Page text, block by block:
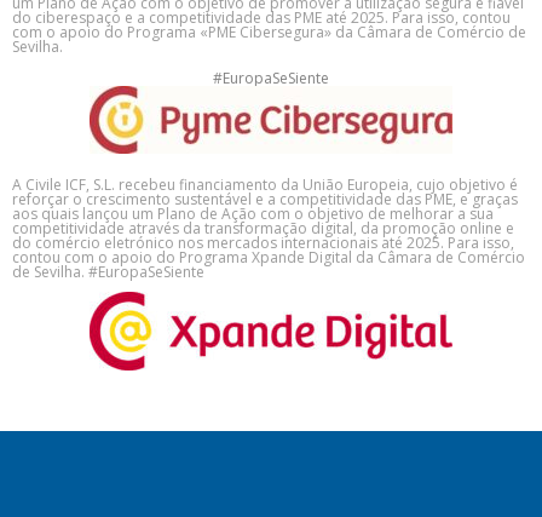
do ciberespaço e a competitividade das PME até 2025. Para isso, contou
com o apoio do Programa «PME Cibersegura» da Câmara de Comércio de
Sevilha.
#EuropaSeSiente
A Civile ICF, S.L. recebeu financiamento da União Europeia, cujo objetivo é
reforçar o crescimento sustentável e a competitividade das PME, e graças
aos quais lançou um Plano de Ação com o objetivo de melhorar a sua
competitividade através da transformação digital, da promoção online e
do comércio eletrónico nos mercados internacionais até 2025. Para isso,
contou com o apoio do Programa Xpande Digital da Câmara de Comércio
de Sevilha. #EuropaSeSiente